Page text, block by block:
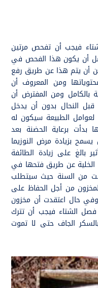
فيجب أن تفحص مرتين
أن يكون هذا الفحص في
أن يتم هذا عن طريق رفع
ومن المعروف أن
بالكامل ومن المفترض أن
النحال بدون أن يدخل
لعوامل الطبيعة سيكون له
برعاية الحضنة بعد
بزيادة مرض النوزيما
بالغ على زيادة الطائفة
الخلية عن طريق فتحها في
من السنة حيث سيتطلب
من أجل الحفاظ على
الحضنة والطائفة (35ْ-37ْ) وفي حال اعتقدت أن مخزون
الشتاء فيجب أن تترك
الجاف حتى لا تموت